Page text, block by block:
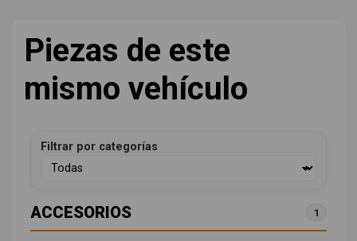
Piezas de este
mismo vehículo
Filtrar por categorías
ACCESORIOS 1